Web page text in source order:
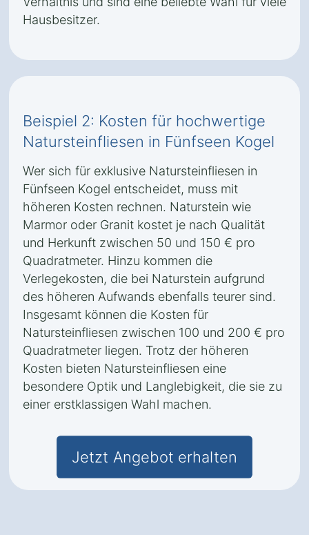
Hausbesitzer.
Beispiel 2: Kosten für hochwertige
Natursteinfliesen in Fünfseen Kogel
Wer sich für exklusive Natursteinfliesen in
Fünfseen Kogel entscheidet, muss mit
höheren Kosten rechnen. Naturstein wie
Marmor oder Granit kostet je nach Qualität
und Herkunft zwischen 50 und 150 € pro
Quadratmeter. Hinzu kommen die
Verlegekosten, die bei Naturstein aufgrund
des höheren Aufwands ebenfalls teurer sind.
Insgesamt können die Kosten für
Natursteinfliesen zwischen 100 und 200 € pro
Quadratmeter liegen. Trotz der höheren
Kosten bieten Natursteinfliesen eine
besondere Optik und Langlebigkeit, die sie zu
einer erstklassigen Wahl machen.
Jetzt Angebot erhalten